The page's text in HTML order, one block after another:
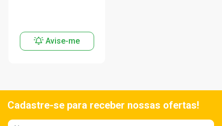
Avise-me
Cadastre-se para receber nossas ofertas!